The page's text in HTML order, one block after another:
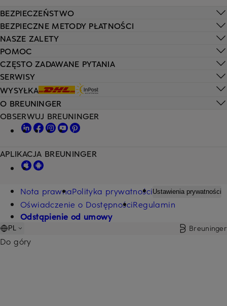
POMOC
CZĘSTO ZADAWANE PYTANIA
SERWISY
WYSYŁKA
BEZPIECZEŃSTWO
BEZPIECZNE METODY PŁATNOŚCI
NASZE ZALETY
O BREUNINGER
OBSERWUJ BREUNINGER
APLIKACJA BREUNINGER
Nota prawnaPolityka prywatnościUstawienia prywatności
Oświadczenie o DostępnościRegulamin
Odstąpienie od umowy
PL Breuninger
Do góry